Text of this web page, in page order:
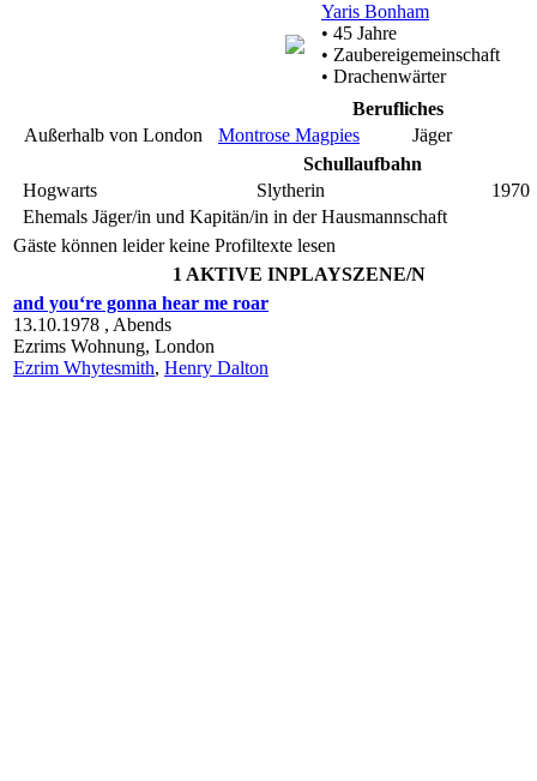
Yaris Bonham
• 45 Jahre
• Zaubereigemeinschaft
• Drachenwärter
Berufliches
Außerhalb von London
Montrose Magpies
Jäger
Schullaufbahn
Hogwarts
Slytherin
1970
Ehemals Jäger/in und Kapitän/in in der Hausmannschaft
Gäste können leider keine Profiltexte lesen
1 AKTIVE INPLAYSZENE/N
and you‘re gonna hear me roar
13.10.1978 , Abends
Ezrims Wohnung, London
Ezrim Whytesmith, Henry Dalton